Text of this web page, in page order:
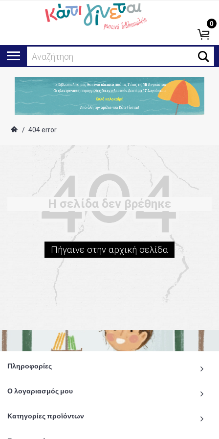
Αναζήτηση..
0
/ 404 error
Η σελίδα δεν βρέθηκε
Πήγαινε στην αρχική σελίδα
Πληροφορίες
Ο λογαριασμός μου
Κατηγορίες προϊόντων